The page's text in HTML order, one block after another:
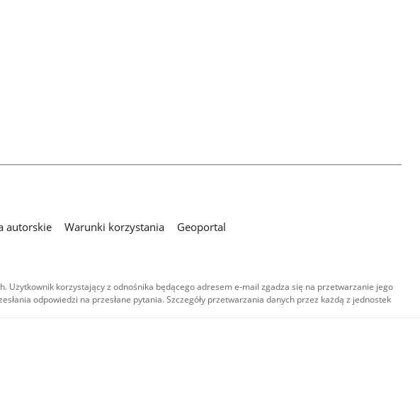
autorskie Warunki korzystania
Geoportal
korzystający z odnośnika będącego adresem e-mail zgadza się na przetwarzanie jego
odpowiedzi na przesłane pytania. Szczegóły przetwarzania danych przez każdą z jednostek
są
na tych samych
materiały audio i wideo,
użycie niekomercyjne -
inaczej.